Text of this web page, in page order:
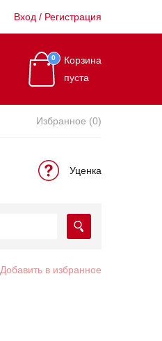
Вход / Регистрация
0
Корзина
пуста
Избранное (0)
Уценка
Добавить в избранное